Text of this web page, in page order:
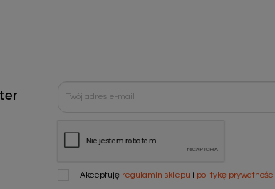
Akceptuję regulamin sklepu i politykę prywatności